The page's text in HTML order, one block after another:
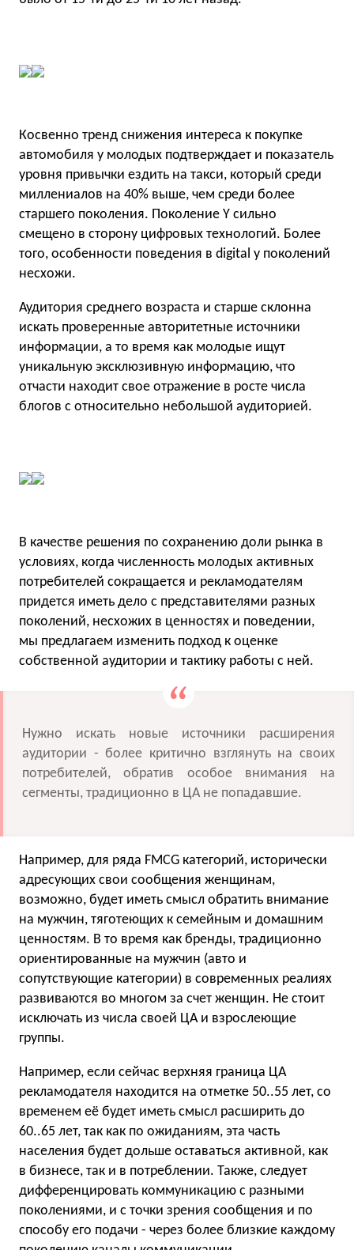
Косвенно тренд снижения интереса к покупке
автомобиля у молодых подтверждает и показатель
уровня привычки ездить на такси, который среди
миллениалов на 40% выше, чем среди более
старшего поколения. Поколение Y сильно
смещено в сторону цифровых технологий. Более
того, особенности поведения в digital у поколений
несхожи.
Аудитория среднего возраста и старше склонна
искать проверенные авторитетные источники
информации, а то время как молодые ищут
уникальную эксклюзивную информацию, что
отчасти находит свое отражение в росте числа
блогов с относительно небольшой аудиторией.
В качестве решения по сохранению доли рынка в
условиях, когда численность молодых активных
потребителей сокращается и рекламодателям
придется иметь дело с представителями разных
поколений, несхожих в ценностях и поведении,
мы предлагаем изменить подход к оценке
собственной аудитории и тактику работы с ней.
Нужно искать новые источники расширения
аудитории - более критично взглянуть на своих
потребителей, обратив особое внимания на
сегменты, традиционно в ЦА не попадавшие.
Например, для ряда FMCG категорий, исторически
адресующих свои сообщения женщинам,
возможно, будет иметь смысл обратить внимание
на мужчин, тяготеющих к семейным и домашним
ценностям. В то время как бренды, традиционно
ориентированные на мужчин (авто и
сопутствующие категории) в современных реалиях
развиваются во многом за счет женщин. Не стоит
исключать из числа своей ЦА и взрослеющие
группы.
Например, если сейчас верхняя граница ЦА
рекламодателя находится на отметке 50..55 лет, со
временем её будет иметь смысл расширить до
60..65 лет, так как по ожиданиям, эта часть
населения будет дольше оставаться активной, как
в бизнесе, так и в потреблении. Также, следует
дифференцировать коммуникацию с разными
поколениями, и с точки зрения сообщения и по
способу его подачи - через более близкие каждому